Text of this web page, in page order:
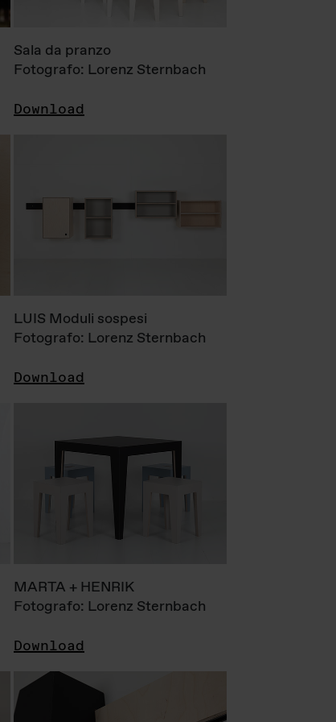
Sala da pranzo
Fotografo: Lorenz Sternbach
Download
LUIS Moduli sospesi
Fotografo: Lorenz Sternbach
Download
MARTA + HENRIK
Fotografo: Lorenz Sternbach
Download